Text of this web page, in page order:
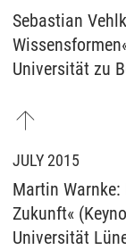
Sebastian
Universität zu
JULY 2015
Martin Warnke:
Zukunft«
Universität